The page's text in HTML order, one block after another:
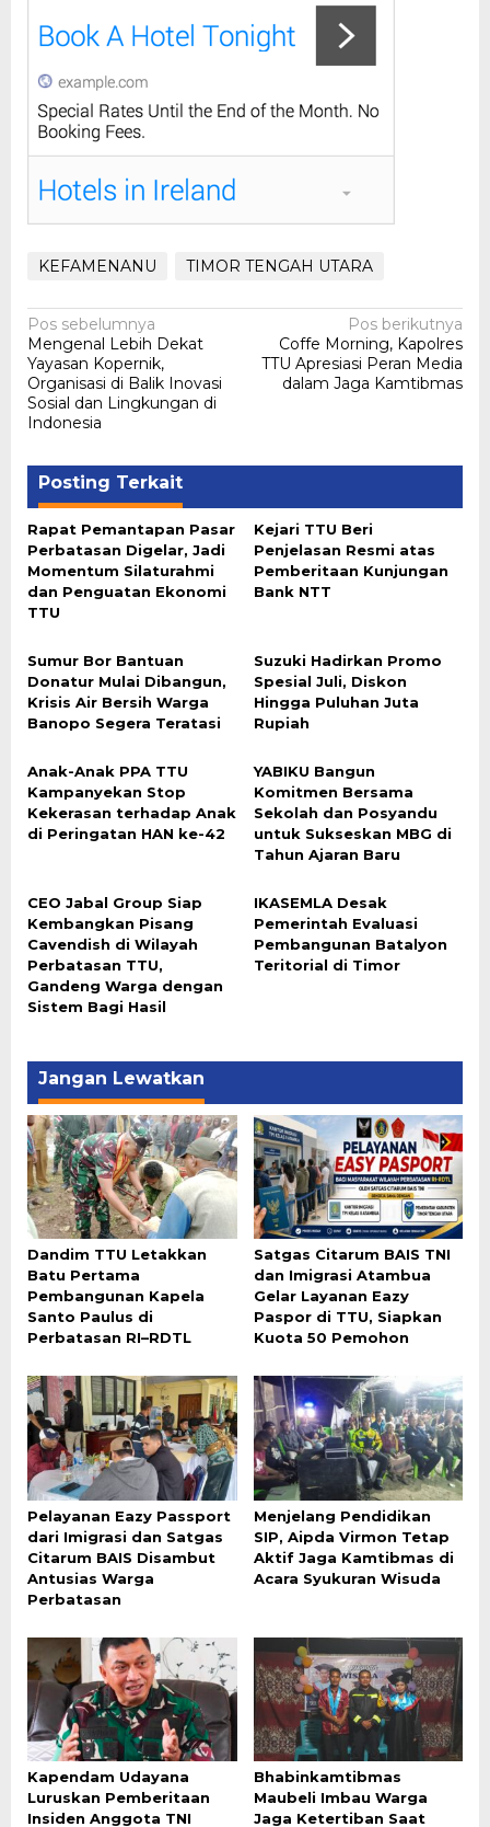
KEFAMENANU TIMOR TENGAH UTARA
Navigasi
pos
Pos sebelumnya
Mengenal Lebih Dekat
Yayasan Kopernik,
Organisasi di Balik Inovasi
Sosial dan Lingkungan di
Indonesia
Pos berikutnya
Coffe Morning, Kapolres
TTU Apresiasi Peran Media
dalam Jaga Kamtibmas
Posting Terkait
Rapat Pemantapan Pasar
Perbatasan Digelar, Jadi
Momentum Silaturahmi
dan Penguatan Ekonomi
TTU
Kejari TTU Beri
Penjelasan Resmi atas
Pemberitaan Kunjungan
Bank NTT
Sumur Bor Bantuan
Donatur Mulai Dibangun,
Krisis Air Bersih Warga
Banopo Segera Teratasi
Suzuki Hadirkan Promo
Spesial Juli, Diskon
Hingga Puluhan Juta
Rupiah
Anak-Anak PPA TTU
Kampanyekan Stop
Kekerasan terhadap Anak
di Peringatan HAN ke-42
YABIKU Bangun
Komitmen Bersama
Sekolah dan Posyandu
untuk Sukseskan MBG di
Tahun Ajaran Baru
CEO Jabal Group Siap
Kembangkan Pisang
Cavendish di Wilayah
Perbatasan TTU,
Gandeng Warga dengan
Sistem Bagi Hasil
IKASEMLA Desak
Pemerintah Evaluasi
Pembangunan Batalyon
Teritorial di Timor
Jangan Lewatkan
Dandim TTU Letakkan
Batu Pertama
Pembangunan Kapela
Santo Paulus di
Perbatasan RI–RDTL
Satgas Citarum BAIS TNI
dan Imigrasi Atambua
Gelar Layanan Eazy
Paspor di TTU, Siapkan
Kuota 50 Pemohon
Pelayanan Eazy Passport
dari Imigrasi dan Satgas
Citarum BAIS Disambut
Antusias Warga
Perbatasan
Menjelang Pendidikan
SIP, Aipda Virmon Tetap
Aktif Jaga Kamtibmas di
Acara Syukuran Wisuda
Kapendam Udayana
Luruskan Pemberitaan
Insiden Anggota TNI
Bhabinkamtibmas
Maubeli Imbau Warga
Jaga Ketertiban Saat